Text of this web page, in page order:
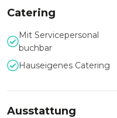
Workshops stehend
Ausstattung zur Verfügung.
Die hauseigene Küche
köstlichen regionalen
geschäftlichen
in diesem Familienbetrieb
Catering
Mit Servicepersonal
buchbar
Hauseigenes Catering
Ausstattung